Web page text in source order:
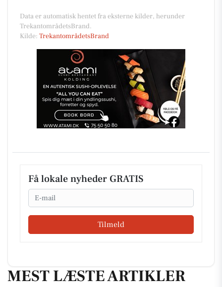
Data er automatisk hentet fra eksterne kilder, herunder
TrekantområdetsBrand.
Kilde: TrekantområdetsBrand
Få lokale nyheder GRATIS
Email
Tilmeld
MEST LÆSTE ARTIKLER